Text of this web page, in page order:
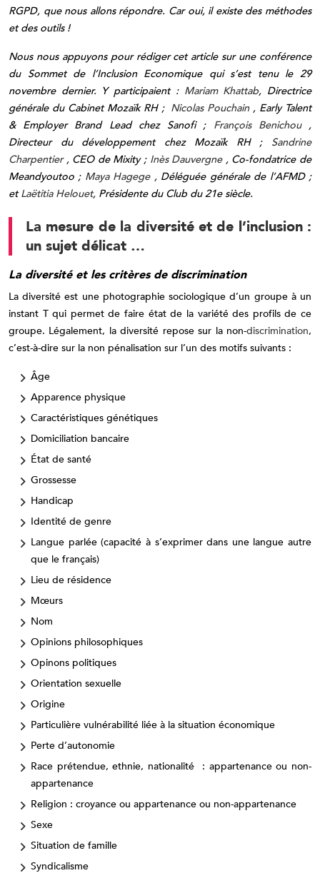
RGPD, que nous allons répondre. Car oui, il existe des méthodes
et des outils !
Nous nous appuyons pour rédiger cet article sur une conférence
du Sommet de l’Inclusion Economique qui s’est tenu le 29
novembre dernier. Y participaient : Mariam Khattab​, Directrice
générale du Cabinet Mozaïk RH ; Nicolas Pouchain , Early Talent
& Employer Brand Lead chez Sanofi ; François Benichou ,
Directeur du développement chez Mozaïk RH ; Sandrine
Charpentier , CEO de Mixity ; Inès Dauvergne , Co-fondatrice de
Meandyoutoo ; Maya Hagege , Déléguée générale de l’AFMD ;
etLaëtitia Helouet, Présidente du Club du 21e siècle.
La mesure de la diversité et de l’inclusion :
un sujet délicat …
La diversité et les critères de discrimination
La diversité est une photographie sociologique d’un groupe à un
instant T qui permet de faire état de la variété des profils de ce
groupe. Légalement, la diversité repose sur la non-discrimination,
c’est-à-dire sur la non pénalisation sur l’un des motifs suivants :
Âge
Apparence physique
Caractéristiques génétiques
Domiciliation bancaire
État de santé
Grossesse
Handicap
Identité de genre
Langue parlée (capacité à s’exprimer dans une langue autre
que le français)
Lieu de résidence
Mœurs
Nom
Opinions philosophiques
Opinons politiques
Orientation sexuelle
Origine
Particulière vulnérabilité liée à la situation économique
Perte d’autonomie
Race prétendue, ethnie, nationalité : appartenance ou non-
appartenance
Religion : croyance ou appartenance ou non-appartenance
Sexe
Situation de famille
Syndicalisme